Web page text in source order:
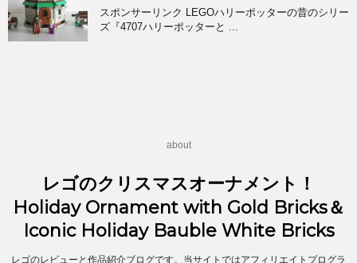
スポンサーリンク LEGOハリーポッターの昔のシリー
ズ『4707ハリーポッターと ...
about
レゴのクリスマスオーナメント！
Holiday Ornament with Gold Bricks＆
Iconic Holiday Bauble White Bricks
レゴのレビューと作品紹介ブログです。当サイトではアフィリエイトプログラ